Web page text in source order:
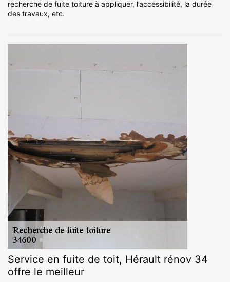
recherche de fuite toiture à appliquer, l’accessibilité, la durée
des travaux, etc.
Service en fuite de toit, Hérault rénov 34
offre le meilleur